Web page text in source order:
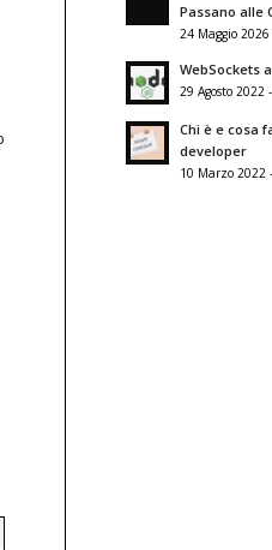
Passano alle
24 Maggio
WebSockets
29 Agosto 2022
Chi è e cosa
developer
10 Marzo 2022